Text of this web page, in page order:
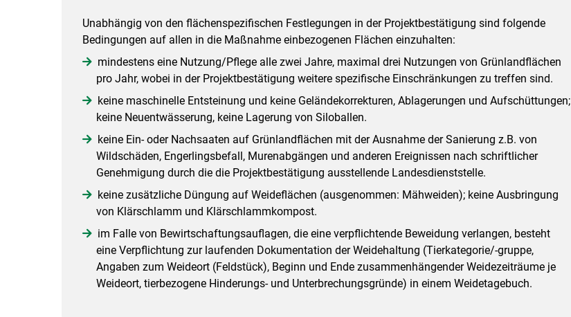
Unabhängig von den flächenspezifischen Festlegungen in der Projektbestätigung sind folgende
Bedingungen auf allen in die Maßnahme einbezogenen Flächen einzuhalten:
mindestens eine Nutzung/Pflege alle zwei Jahre, maximal drei Nutzungen von Grünlandflächen
pro Jahr, wobei in der Projektbestätigung weitere spezifische Einschränkungen zu treffen sind.
keine maschinelle Entsteinung und keine Geländekorrekturen, Ablagerungen und Aufschüttungen;
keine Neuentwässerung, keine Lagerung von Siloballen.
keine Ein- oder Nachsaaten auf Grünlandflächen mit der Ausnahme der Sanierung z.B. von
Wildschäden, Engerlingsbefall, Murenabgängen und anderen Ereignissen nach schriftlicher
Genehmigung durch die die Projektbestätigung ausstellende Landesdienststelle.
keine zusätzliche Düngung auf Weideflächen (ausgenommen: Mähweiden); keine Ausbringung
von Klärschlamm und Klärschlammkompost.
im Falle von Bewirtschaftungsauflagen, die eine verpflichtende Beweidung verlangen, besteht
eine Verpflichtung zur laufenden Dokumentation der Weidehaltung (Tierkategorie/-gruppe,
Angaben zum Weideort (Feldstück), Beginn und Ende zusammenhängender Weidezeiträume je
Weideort, tierbezogene Hinderungs- und Unterbrechungsgründe) in einem Weidetagebuch.